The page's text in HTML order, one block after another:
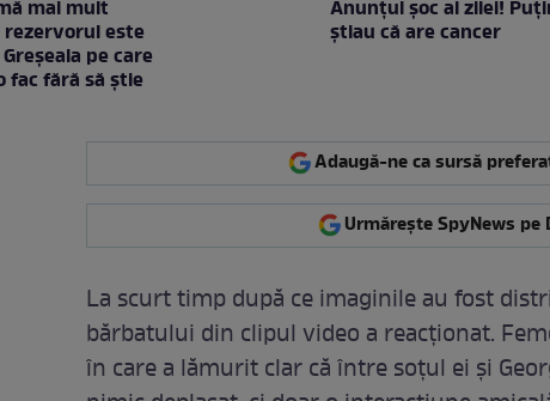
mai mult
rezervorul este
pe care
fac fără să știe
Anunţul şoc al zilei!
ştiau că are cancer
Adaugă-ne ca sursă
Urmărește SpyNews pe
La scurt timp după ce imaginile au fost
bărbatului din clipul video a reacționat.
în care a lămurit clar că între soțul ei și